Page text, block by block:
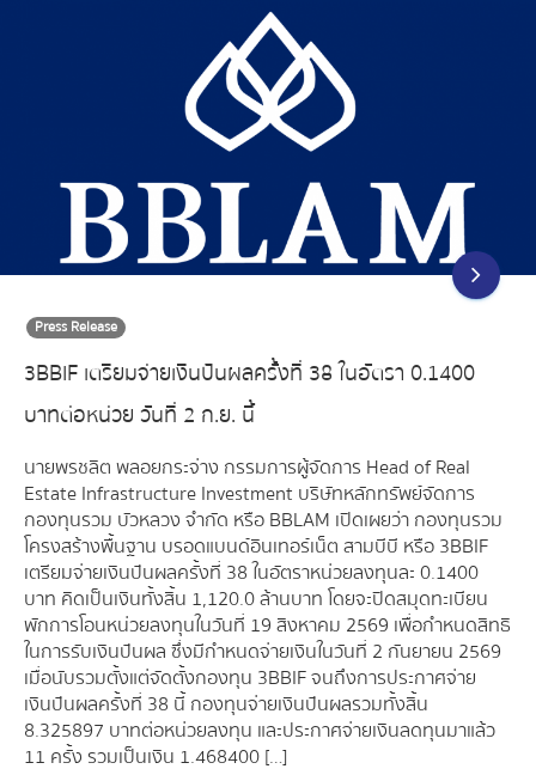
Press Release
3BBIF เตรียมจ่ายเงินปันผลครั้งที่ 38 ในอัตรา 0.1400
บาทต่อหน่วย วันที่ 2 ก.ย. นี้
นายพรชลิต พลอยกระจ่าง กรรมการผู้จัดการ Head of Real
Estate Infrastructure Investment บริษัทหลักทรัพย์จัดการ
กองทุนรวม บัวหลวง จำกัด หรือ BBLAM เปิดเผยว่า กองทุนรวม
โครงสร้างพื้นฐาน บรอดแบนด์อินเทอร์เน็ต สามบีบี หรือ 3BBIF
เตรียมจ่ายเงินปันผลครั้งที่ 38 ในอัตราหน่วยลงทุนละ 0.1400
บาท คิดเป็นเงินทั้งสิ้น 1,120.0 ล้านบาท โดยจะปิดสมุดทะเบียน
พักการโอนหน่วยลงทุนในวันที่ 19 สิงหาคม 2569 เพื่อกำหนดสิทธิ
ในการรับเงินปันผล ซึ่งมีกำหนดจ่ายเงินในวันที่ 2 กันยายน 2569
เมื่อนับรวมตั้งแต่จัดตั้งกองทุน 3BBIF จนถึงการประกาศจ่าย
เงินปันผลครั้งที่ 38 นี้ กองทุนจ่ายเงินปันผลรวมทั้งสิ้น
8.325897 บาทต่อหน่วยลงทุน และประกาศจ่ายเงินลดทุนมาแล้ว
11 ครั้ง รวมเป็นเงิน 1.468400 […]